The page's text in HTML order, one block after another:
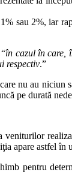
sau 2%, iar
în cazul în care,
respectiv.”
nu au niciun
pe durată
apare astfel
pentru